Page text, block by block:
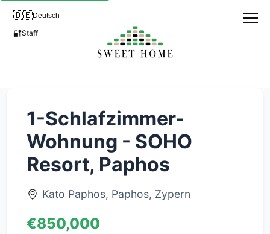
🇩🇪Deutsch
🔐Staff
1-Schlafzimmer-
Wohnung - SOHO
Resort, Paphos
Kato Paphos, Paphos, Zypern
€850,000